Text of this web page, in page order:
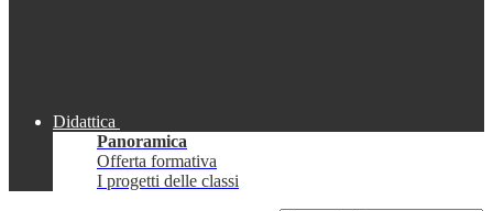
Didattica
Panoramica
Offerta formativa
I progetti delle classi